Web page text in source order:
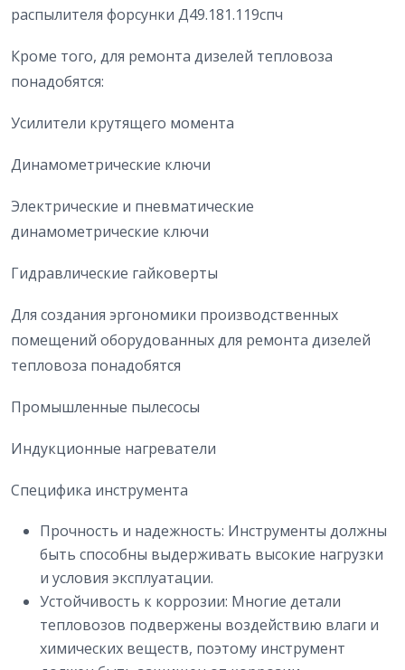
распылителя форсунки Д49.181.119спч
Кроме того, для ремонта дизелей тепловоза
понадобятся:
Усилители крутящего момента
Динамометрические ключи
Электрические и пневматические
динамометрические ключи
Гидравлические гайковерты
Для создания эргономики производственных
помещений оборудованных для ремонта дизелей
тепловоза понадобятся
Промышленные пылесосы
Индукционные нагреватели
Специфика инструмента
Прочность и надежность: Инструменты должны
быть способны выдерживать высокие нагрузки
и условия эксплуатации.
Устойчивость к коррозии: Многие детали
тепловозов подвержены воздействию влаги и
химических веществ, поэтому инструмент